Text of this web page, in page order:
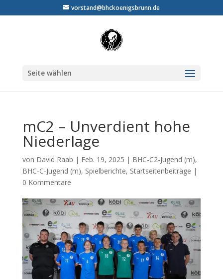
vorstand@bhckoenigsbrunn.de
Seite wählen
mC2 – Unverdient hohe
Niederlage
von David Raab | Feb. 19, 2025 | BHC-C2-Jugend (m),
BHC-C-Jugend (m), Spielberichte, Startseitenbeiträge |
0 Kommentare